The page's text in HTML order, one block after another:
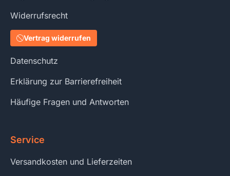
Widerrufsrecht
Vertrag widerrufen
Datenschutz
Erklärung zur Barrierefreiheit
Häufige Fragen und Antworten
Service
Versandkosten und Lieferzeiten